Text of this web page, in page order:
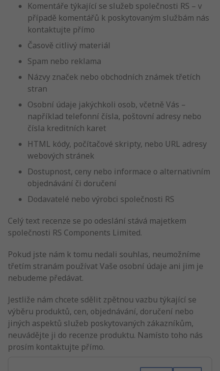
Komentáře týkající se služeb společnosti RS – v
případě komentářů k poskytovaným službám nás
kontaktujte přímo
Časově citlivý materiál
Spam nebo reklama
Názvy značek nebo obchodních známek třetích
stran
Osobní údaje jakýchkoli osob, včetně Vás –
například telefonní čísla, poštovní adresy nebo
čísla kreditních karet
HTML kódy, počítačové skripty, nebo URL adresy
webových stránek
Dostupnost, ceny nebo informace o alternativním
objednávání či doručení
Dodavatelé nebo výrobci společnosti RS
Celý text recenze se po odeslání stává majetkem
společnosti RS Components Limited.
Pokud jste nám k tomu nedali souhlas, neumožníme
třetím stranám používat Vaše osobní údaje ani jim je
nebudeme předávat.
Jestliže nám chcete sdělit zpětnou vazbu týkající se
výběru produktů, cen, objednávání, doručení nebo
jiných aspektů služeb poskytovaných zákazníkům,
neuvádějte ji do recenze produktu. Namísto toho nás
prosím kontaktujte přímo.